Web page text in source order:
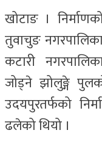
खोटाङ ।
तुवाचुङ
कटारी
जोड्ने झोलुङ्गे
उदयपुरतर्फको
ढलेको थियो ।